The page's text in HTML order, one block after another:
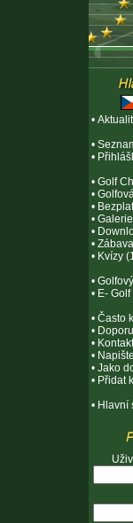
•
•
•
• Golf
•
•
• Galerie
•
•
• Kvízy
•
• E-
• Často
•
•
•
• Jako
• Přidat
• Hlavní